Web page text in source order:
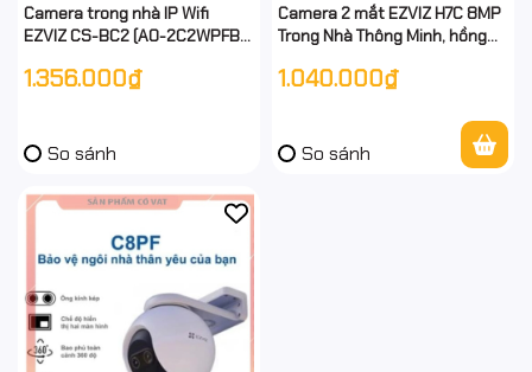
Camera trong nhà IP Wifi
EZVIZ CS-BC2 (A0-2C2WPFB)-
1.356.000₫
So sánh
Camera 2 mắt EZVIZ H7C 8MP
Trong Nhà Thông Minh, hồng
người, phương tiện - full vat
1.040.000₫
So sánh